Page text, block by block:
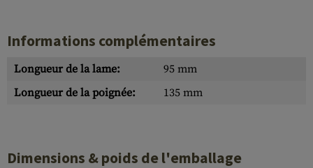
Informations complémentaires
Longueur de la lame:
95 mm
Longueur de la poignée:
135 mm
Dimensions & poids de l'emballage